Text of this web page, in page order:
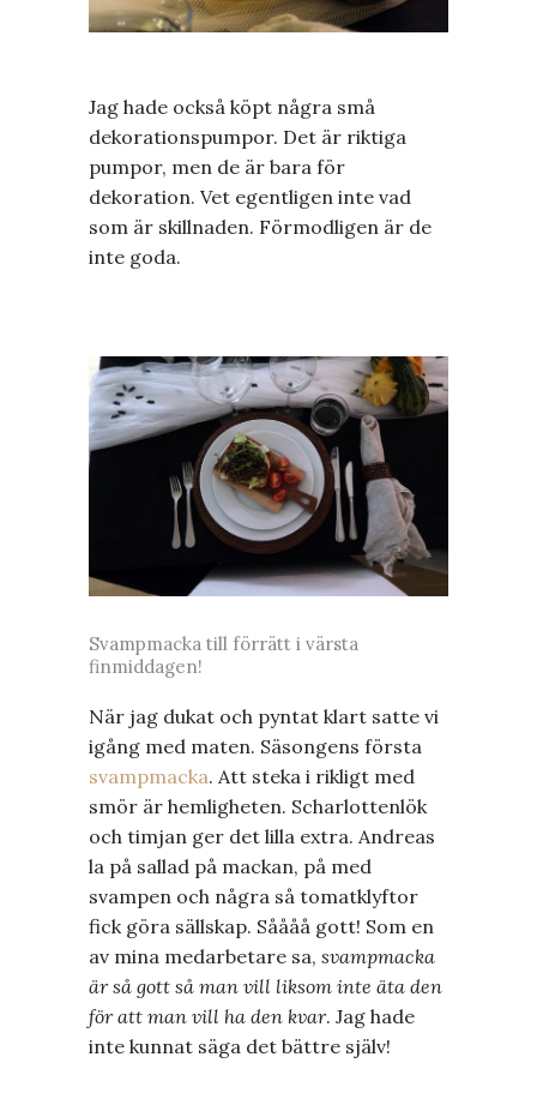
Jag hade också köpt några små
dekorationspumpor. Det är riktiga
pumpor, men de är bara för
dekoration. Vet egentligen inte vad
som är skillnaden. Förmodligen är de
inte goda.
Svampmacka till förrätt i värsta
finmiddagen!
När jag dukat och pyntat klart satte vi
igång med maten. Säsongens första
svampmacka. Att steka i rikligt med
smör är hemligheten. Scharlottenlök
och timjan ger det lilla extra. Andreas
la på sallad på mackan, på med
svampen och några så tomatklyftor
fick göra sällskap. Såååå gott! Som en
av mina medarbetare sa, svampmacka
är så gott så man vill liksom inte äta den
för att man vill ha den kvar. Jag hade
inte kunnat säga det bättre själv!